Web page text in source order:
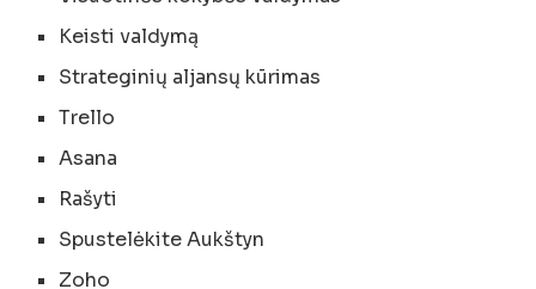
Keisti valdymą
Strateginių aljansų kūrimas
Trello
Asana
Rašyti
Spustelėkite Aukštyn
Zoho